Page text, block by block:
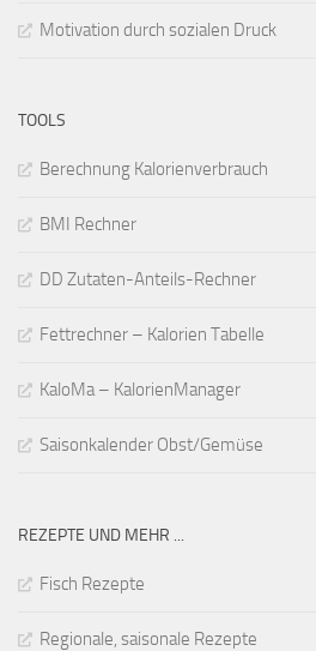
Motivation durch sozialen Druck
TOOLS
Berechnung Kalorienverbrauch
BMI Rechner
DD Zutaten-Anteils-Rechner
Fettrechner – Kalorien Tabelle
KaloMa – KalorienManager
Saisonkalender Obst/Gemüse
REZEPTE UND MEHR ...
Fisch Rezepte
Regionale, saisonale Rezepte